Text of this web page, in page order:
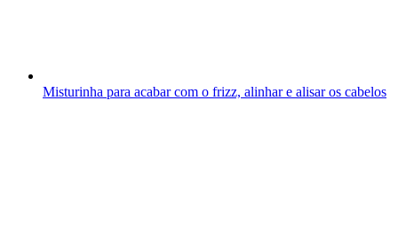
Misturinha para acabar com o frizz, alinhar e alisar os cabelos